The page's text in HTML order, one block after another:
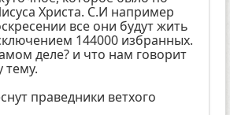
Христа. С.И например
все они будут жить
144000 избранных.
деле? и что нам говорит
тему.
праведники ветхого